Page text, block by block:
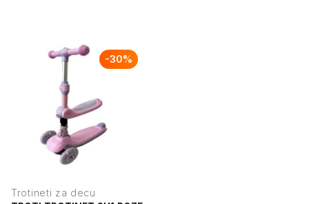
-30%
Trotineti za decu